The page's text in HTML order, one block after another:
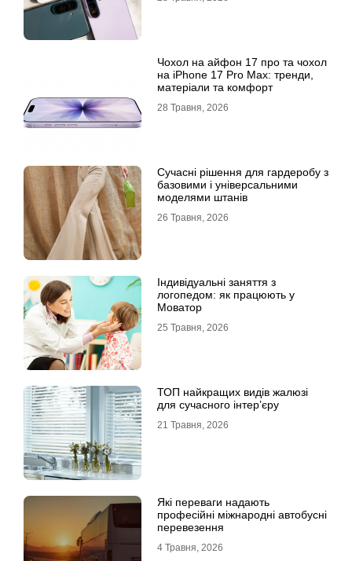
Чохол на айфон 17 про та чохол
на iPhone 17 Pro Max: тренди,
матеріали та комфорт
28 Травня, 2026
Сучасні рішення для гардеробу з
базовими і універсальними
моделями штанів
26 Травня, 2026
Індивідуальні заняття з
логопедом: як працюють у
Моватор
25 Травня, 2026
ТОП найкращих видів жалюзі
для сучасного інтер’єру
21 Травня, 2026
Які переваги надають
професійні міжнародні автобусні
перевезення
4 Травня, 2026